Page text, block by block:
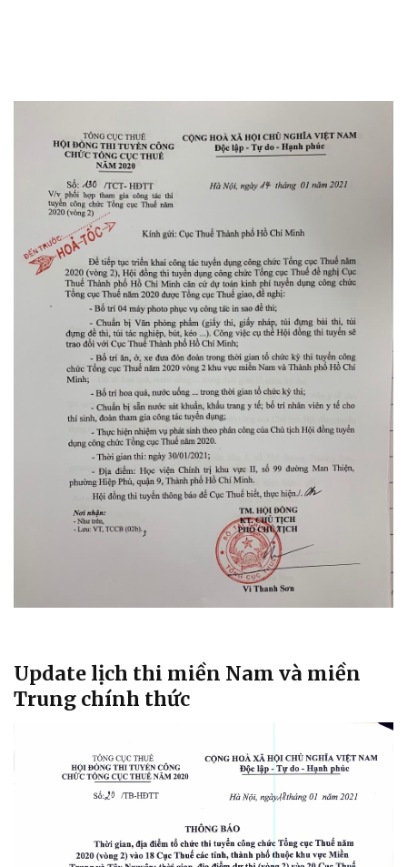
Update lịch thi miền Nam và miền
Trung chính thức